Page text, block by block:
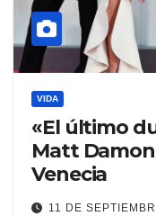
VIDA
«El último
Matt
Venecia
11 DE